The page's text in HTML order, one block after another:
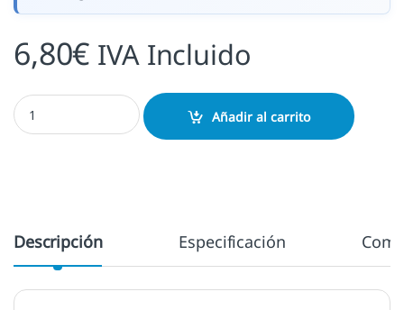
6,80€ IVA Incluido
Tinta Amethyst cantidad
Añadir al carrito
Descripción Especificación